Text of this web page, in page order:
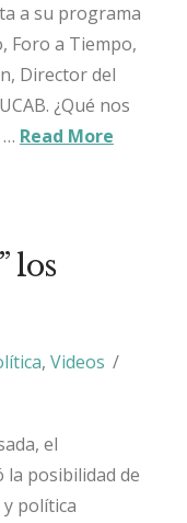
a su programa
Foro a Tiempo,
Director del
¿Qué nos
… Read More
los
, Videos
el
la posibilidad de
política